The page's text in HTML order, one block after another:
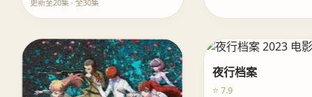
更新至20集 · 全30集
夜行档案
⭐ 7.9